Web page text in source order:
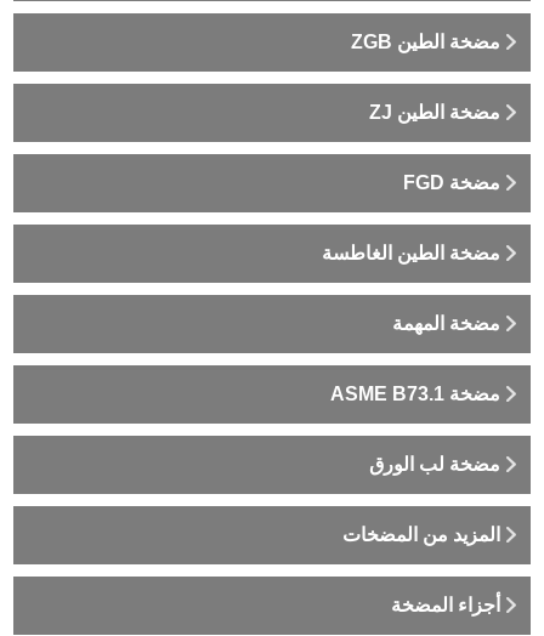
مضخة الطين ZGB
مضخة الطين ZJ
مضخة FGD
مضخة الطين الغاطسة
مضخة المهمة
مضخة ASME B73.1
مضخة لب الورق
المزيد من المضخات
أجزاء المضخة